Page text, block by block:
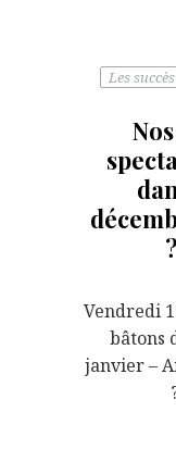
Les
Vendredi
bâtons
janvier –